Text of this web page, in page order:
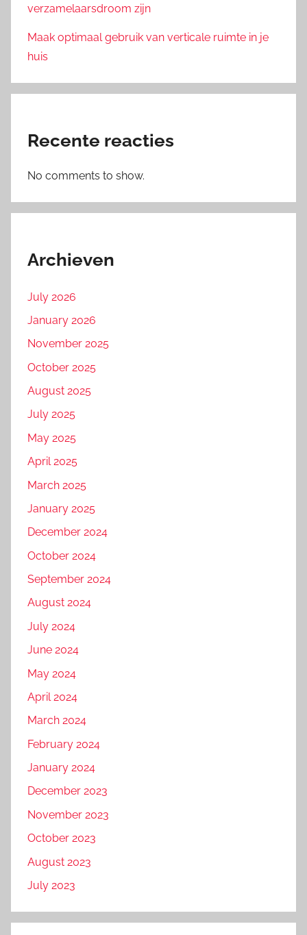
verzamelaarsdroom zijn
Maak optimaal gebruik van verticale ruimte in je
huis
Recente reacties
No comments to show.
Archieven
July 2026
January 2026
November 2025
October 2025
August 2025
July 2025
May 2025
April 2025
March 2025
January 2025
December 2024
October 2024
September 2024
August 2024
July 2024
June 2024
May 2024
April 2024
March 2024
February 2024
January 2024
December 2023
November 2023
October 2023
August 2023
July 2023